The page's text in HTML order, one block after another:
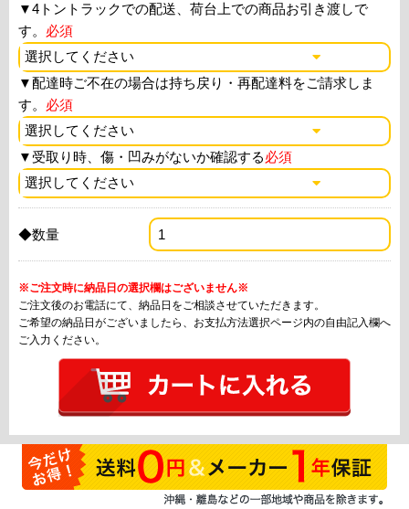
▼4トントラックでの配送、荷台上での商品お引き渡しで
す。 必須
▼配達時ご不在の場合は持ち戻り・再配達料をご請求しま
す。 必須
▼ 受取り時、傷・凹みがないか確認する必須
◆数量
※ご注文時に納品日の選択欄はございません※
ご注文後のお電話にて、納品日をご相談させていただきます。
ご希望の納品日がございましたら、お支払方法選択ページ内の自由記入欄へ
ご入力ください。